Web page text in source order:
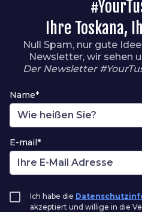
Ihre Toskana,
Null Spam, nur gute
Newsletter, wir sehen
Der Newsletter
Name*
E-mail*
Ich habe die
akzeptiert und willige in die